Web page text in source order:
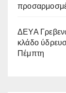
ΔΕΥΑ
κλάδο
Πέμπτη